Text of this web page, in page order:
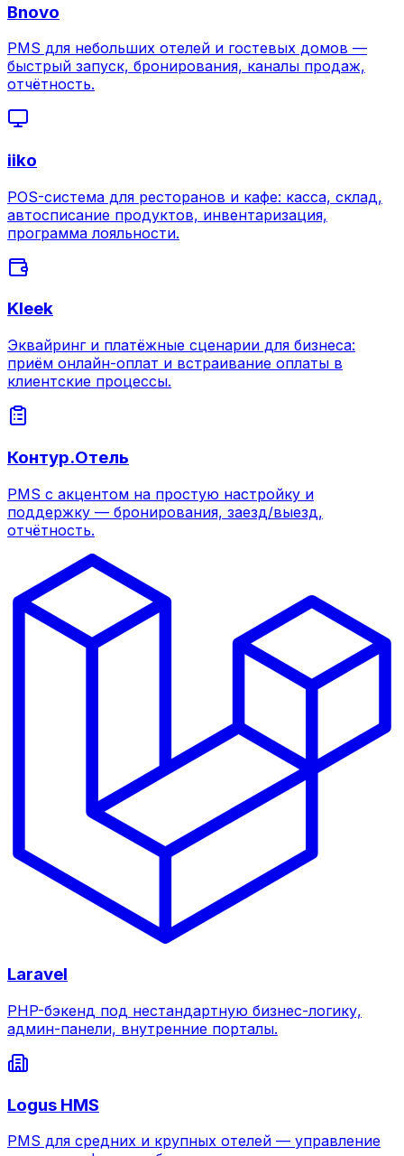
Bnovo
PMS для небольших отелей и гостевых домов —
быстрый запуск, бронирования, каналы продаж,
отчётность.
iiko
POS-система для ресторанов и кафе: касса, склад,
автосписание продуктов, инвентаризация,
программа лояльности.
Kleek
Эквайринг и платёжные сценарии для бизнеса:
приём онлайн-оплат и встраивание оплаты в
клиентские процессы.
Контур.Отель
PMS с акцентом на простую настройку и
поддержку — бронирования, заезд/выезд,
отчётность.
Laravel
PHP-бэкенд под нестандартную бизнес-логику,
админ-панели, внутренние порталы.
Logus HMS
PMS для средних и крупных отелей — управление